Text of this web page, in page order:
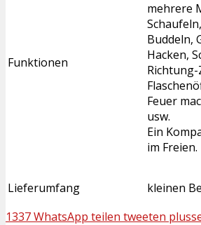
Funktionen
mehrere
Buddeln,
Hacken,
Feuer
usw.
Ein
im Freien.
Lieferumfang
kleinen
1337WhatsApp teilen tweeten